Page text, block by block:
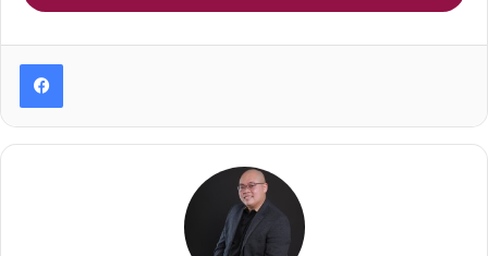
Không phỏng vấn, thì chẳng thể có thông tin đủ sâu, hay
ho, thú vị, bất ngờ. Tóm lại, thông tin đó sẽ khó mà “giá
trị” được!
Có khi chỉ từ một cuộc trò chuyện ngắn, vô số ý tưởng
Thế mà rất nhiều Content Writer luôn than thở về việc bí
ý tưởng, nhưng lại chẳng bao giờ nghĩ tới chuyện đi